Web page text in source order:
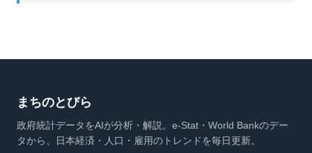
まちのとびら
政府統計データをAIが分析・解説。e-Stat・World Bankのデー
タから、日本経済・人口・雇用のトレンドを毎日更新。